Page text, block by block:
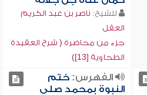
للشيخ: ناصر بن عبد الكريم
العقل
جزء من محاضرة ( شرح العقيدة
الطحاوية [13])
الفهرس:ختم
النبوة بمحمد صلى